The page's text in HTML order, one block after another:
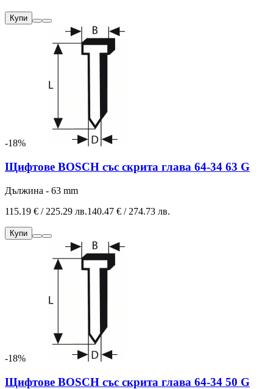
Купи
-18%
Щифтове BOSCH със скрита глава 64-34 63 G
Дължина - 63 mm
115.19 € / 225.29 лв.140.47 € / 274.73 лв.
Купи
-18%
Щифтове BOSCH със скрита глава 64-34 50 G